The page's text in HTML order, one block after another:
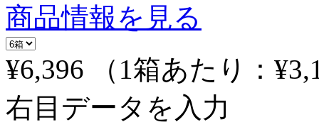
商品情報を見る
¥6,396
（1箱あたり：
右目データを入力